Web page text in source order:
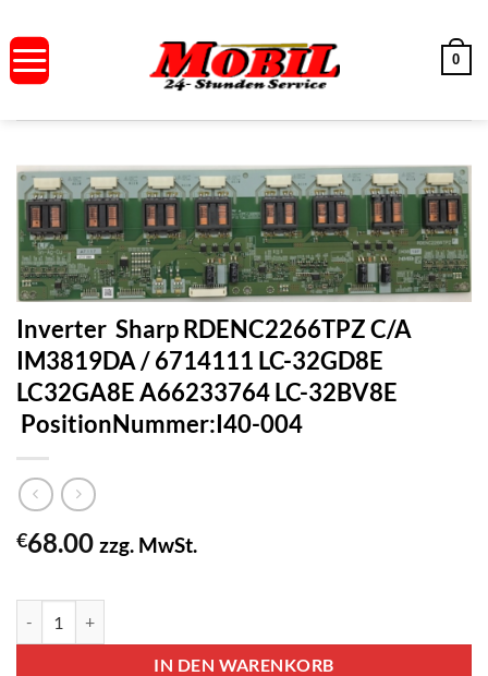
Inhalt
springen
0
Inverter Sharp RDENC2266TPZ C/A
IM3819DA / 6714111 LC-32GD8E
LC32GA8E A66233764 LC-32BV8E
PositionNummer:I40-004
€68.00 zzg. MwSt.
IN DEN WARENKORB